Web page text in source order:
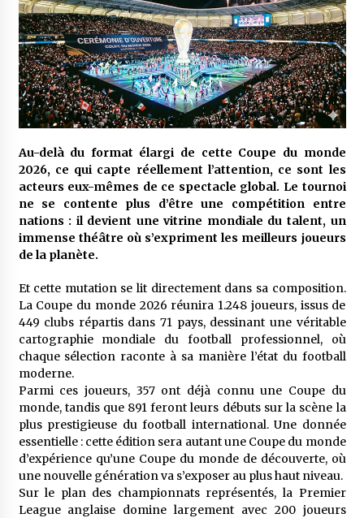
La Gendarmerie nationale lance ses comptes
officiels sur les réseaux sociaux
1 semaine ago
Droit de change : Le CPA lance une carte VISA
dédiée aux voyages à l’étranger
1 semaine ago
En service à partir du 1er août prochain :
Lancement de la plateforme numérique dédiée
à l’importation
2 semaines ago
Affaires religieuses : Ouverture des
candidatures au concours du Prix national du
Droit à l’affiliation au régime national de
retraite : Coup d’envoi d’une campagne de
sensibilisation au profit de la communauté
2 semaines ago
Lancement d’une campagne nationale de
sensibilisation sur la lutte contre le travail
informel
3 semaines ago
Première voiture de course conçue et
fabriquée localement : Une équipe d’étudiants
algériens participe à une compétition
internationale
3 semaines ago
Au-delà du format élargi de cette Coupe du monde
2026, ce qui capte réellement l’attention, ce sont les
acteurs eux-mêmes de ce spectacle global. Le tournoi
ne se contente plus d’être une compétition entre
nations : il devient une vitrine mondiale du talent, un
immense théâtre où s’expriment les meilleurs joueurs
de la planète.
Et cette mutation se lit directement dans sa composition.
La Coupe du monde 2026 réunira 1.248 joueurs, issus de
449 clubs répartis dans 71 pays, dessinant une véritable
cartographie mondiale du football professionnel, où
chaque sélection raconte à sa manière l’état du football
moderne.
Parmi ces joueurs, 357 ont déjà connu une Coupe du
monde, tandis que 891 feront leurs débuts sur la scène la
plus prestigieuse du football international. Une donnée
essentielle : cette édition sera autant une Coupe du monde
d’expérience qu’une Coupe du monde de découverte, où
une nouvelle génération va s’exposer au plus haut niveau.
Sur le plan des championnats représentés, la Premier
League anglaise domine largement avec 200 joueurs